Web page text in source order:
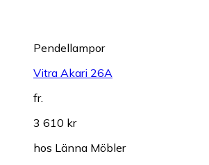
Pendellampor
Vitra Akari 26A
fr.
3 610 kr
hos Länna Möbler